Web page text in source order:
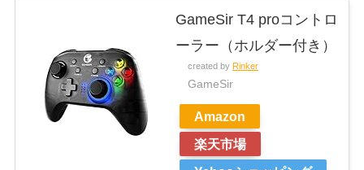
GameSir T4 proコントロ
ーラー（ホルダー付き）
created by Rinker
GameSir
Amazon
楽天市場